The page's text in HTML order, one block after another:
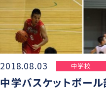
2018.08.03 中学校
中学バスケットボー